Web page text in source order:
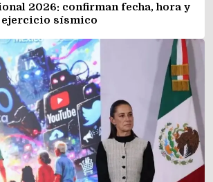
2026: confirman fecha, hora y
ejercicio sísmico